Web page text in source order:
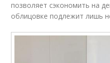
позволяет сэкономить на
облицовке подлежит лишь